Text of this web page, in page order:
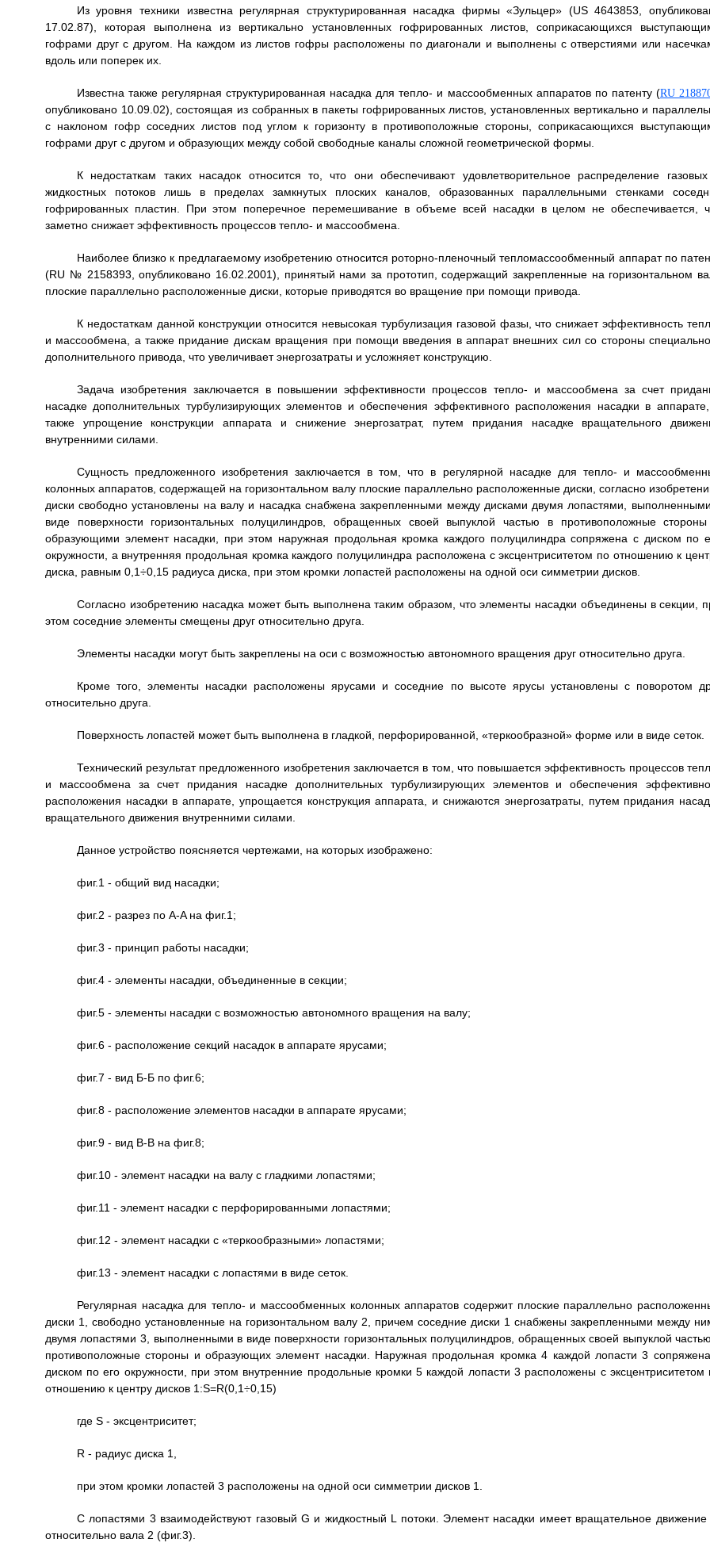
Из уровня техники известна регулярная структурированная насадка фирмы «Зульцер» (US 4643853,
17.02.87), которая выполнена из вертикально установленных гофрированных листов, соприкасающихся
гофрами друг с другом. На каждом из листов гофры расположены по диагонали и выполнены с отверстиями или
вдоль или поперек их.
Известна также регулярная структурированная насадка для тепло- и массообменных аппаратов по патенту (RU
опубликовано 10.09.02), состоящая из собранных в пакеты гофрированных листов, установленных вертикально и
с наклоном гофр соседних листов под углом к горизонту в противоположные стороны, соприкасающихся
гофрами друг с другом и образующих между собой свободные каналы сложной геометрической формы.
К недостаткам таких насадок относится то, что они обеспечивают удовлетворительное распределение
жидкостных потоков лишь в пределах замкнутых плоских каналов, образованных параллельными стенками
гофрированных пластин. При этом поперечное перемешивание в объеме всей насадки в целом не обеспечивается,
заметно снижает эффективность процессов тепло- и массообмена.
Наиболее близко к предлагаемому изобретению относится роторно-пленочный тепломассообменный аппарат по
(RU № 2158393, опубликовано 16.02.2001), принятый нами за прототип, содержащий закрепленные на горизонтальном
плоские параллельно расположенные диски, которые приводятся во вращение при помощи привода.
К недостаткам данной конструкции относится невысокая турбулизация газовой фазы, что снижает эффективность
и массообмена, а также придание дискам вращения при помощи введения в аппарат внешних сил со стороны
дополнительного привода, что увеличивает энергозатраты и усложняет конструкцию.
Задача изобретения заключается в повышении эффективности процессов тепло- и массообмена за счет
насадке дополнительных турбулизирующих элементов и обеспечения эффективного расположения насадки в
также упрощение конструкции аппарата и снижение энергозатрат, путем придания насадке вращательного
внутренними силами.
Сущность предложенного изобретения заключается в том, что в регулярной насадке для тепло- и
колонных аппаратов, содержащей на горизонтальном валу плоские параллельно расположенные диски, согласно
диски свободно установлены на валу и насадка снабжена закрепленными между дисками двумя лопастями,
виде поверхности горизонтальных полуцилиндров, обращенных своей выпуклой частью в противоположные
образующими элемент насадки, при этом наружная продольная кромка каждого полуцилиндра сопряжена с диском по
окружности, а внутренняя продольная кромка каждого полуцилиндра расположена с эксцентриситетом по отношению к
диска, равным 0,1÷0,15 радиуса диска, при этом кромки лопастей расположены на одной оси симметрии дисков.
Согласно изобретению насадка может быть выполнена таким образом, что элементы насадки объединены в секции,
этом соседние элементы смещены друг относительно друга.
Элементы насадки могут быть закреплены на оси с возможностью автономного вращения друг относительно друга.
Кроме того, элементы насадки расположены ярусами и соседние по высоте ярусы установлены с поворотом
относительно друга.
Поверхность лопастей может быть выполнена в гладкой, перфорированной, «теркообразной» форме или в виде сеток.
Технический результат предложенного изобретения заключается в том, что повышается эффективность процессов
и массообмена за счет придания насадке дополнительных турбулизирующих элементов и обеспечения
расположения насадки в аппарате, упрощается конструкция аппарата, и снижаются энергозатраты, путем придания
вращательного движения внутренними силами.
Данное устройство поясняется чертежами, на которых изображено:
фиг.1 - общий вид насадки;
фиг.2 - разрез по A-A на фиг.1;
фиг.3 - принцип работы насадки;
фиг.4 - элементы насадки, объединенные в секции;
фиг.5 - элементы насадки с возможностью автономного вращения на валу;
фиг.6 - расположение секций насадок в аппарате ярусами;
фиг.7 - вид Б-Б по фиг.6;
фиг.8 - расположение элементов насадки в аппарате ярусами;
фиг.9 - вид B-B на фиг.8;
фиг.10 - элемент насадки на валу с гладкими лопастями;
фиг.11 - элемент насадки с перфорированными лопастями;
фиг.12 - элемент насадки с «теркообразными» лопастями;
фиг.13 - элемент насадки с лопастями в виде сеток.
Регулярная насадка для тепло- и массообменных колонных аппаратов содержит плоские параллельно
диски 1, свободно установленные на горизонтальном валу 2, причем соседние диски 1 снабжены закрепленными между
двумя лопастями 3, выполненными в виде поверхности горизонтальных полуцилиндров, обращенных своей выпуклой
противоположные стороны и образующих элемент насадки. Наружная продольная кромка 4 каждой лопасти 3
диском по его окружности, при этом внутренние продольные кромки 5 каждой лопасти 3 расположены с эксцентриситетом
отношению к центру дисков 1:S=R(0,1÷0,15)
где S - эксцентриситет;
R - радиус диска 1,
при этом кромки лопастей 3 расположены на одной оси симметрии дисков 1.
С лопастями 3 взаимодействуют газовый G и жидкостный L потоки. Элемент насадки имеет вращательное движение
относительно вала 2 (фиг.3).